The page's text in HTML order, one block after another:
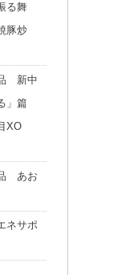
る舞
豚炒
新中
」篇
XO
あお
ネサポ